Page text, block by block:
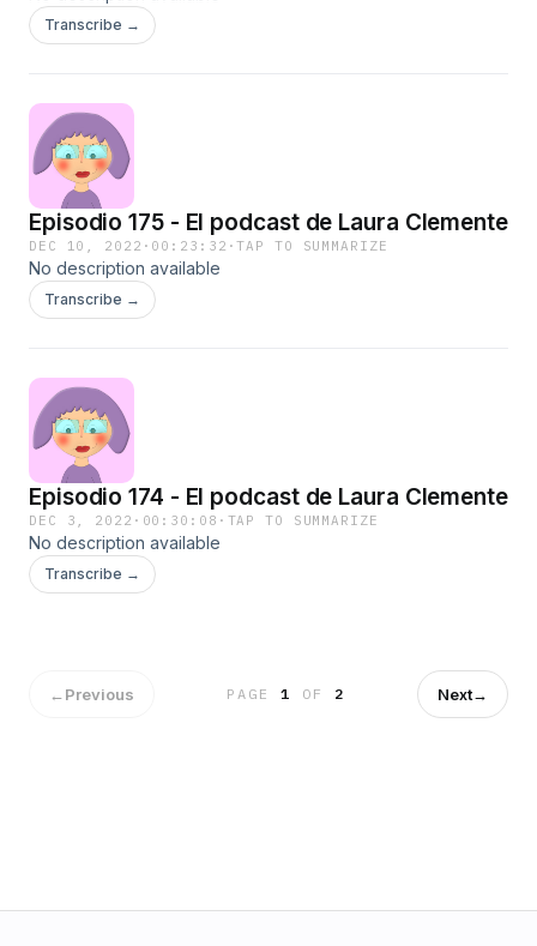
Transcribe →
Episodio 175 - El podcast de Laura Clemente
DEC 10, 2022 · 00:23:32 ·TAP TO SUMMARIZE
No description available
Transcribe →
Episodio 174 - El podcast de Laura Clemente
DEC 3, 2022 · 00:30:08 · TAP TO SUMMARIZE
No description available
Transcribe →
←Previous PAGE1 OF 2 Next→